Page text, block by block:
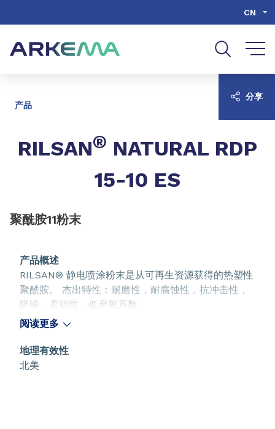
CN
产品
RILSAN® NATURAL RDP
15-10 ES
聚酰胺11粉末
产品概述
RILSAN® 静电喷涂粉末是从可再生资源获得的热塑性
聚酰胺。 杰出特性：耐磨性，耐腐蚀性，抗冲击性，
降噪，柔韧性，低摩擦系数。
阅读更多
地理有效性
北美
分享